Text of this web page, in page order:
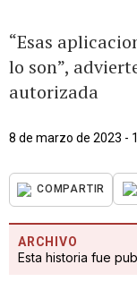
“Esas
lo son”,
autorizada
8 de marzo de 2023 -
COMPARTIR
ARCHIVO
Esta historia fue